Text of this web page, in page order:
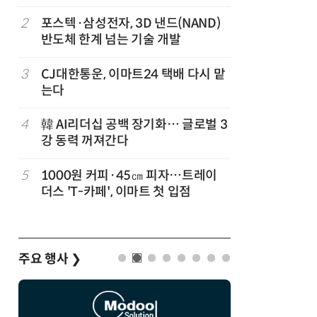
2
포스텍·삼성전자, 3D 낸드(NAND)
반도체 한계 넘는 기술 개발
3
CJ대한통운, 이마트24 택배 다시 맡
는다
4
韓 AI리더십 공백 장기화… 글로벌 3
강 동력 꺼져간다
5
1000원 커피·45㎝ 피자…트레이
더스 'T-카페', 이마트 첫 입점
주요 행사 ❯